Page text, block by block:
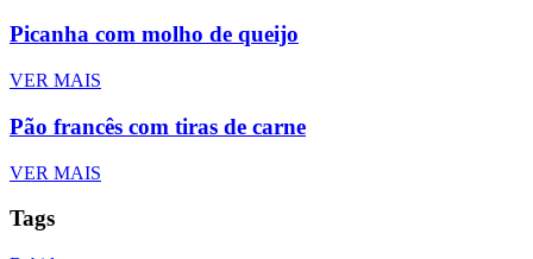
Picanha com molho de queijo
VER MAIS
Pão francês com tiras de carne
VER MAIS
Tags